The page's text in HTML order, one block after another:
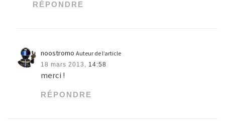
RÉPONDRE
noostromo Auteur de l’article
18 mars 2013, 14:58
merci !
RÉPONDRE